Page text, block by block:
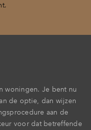
woningen. Je bent nu
de optie, dan wijzen
aan de
voor dat betreffende